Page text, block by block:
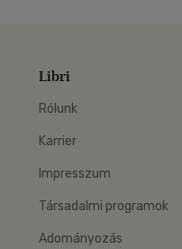
Libri
Rólunk
Karrier
Impresszum
Társadalmi programok
Adományozás